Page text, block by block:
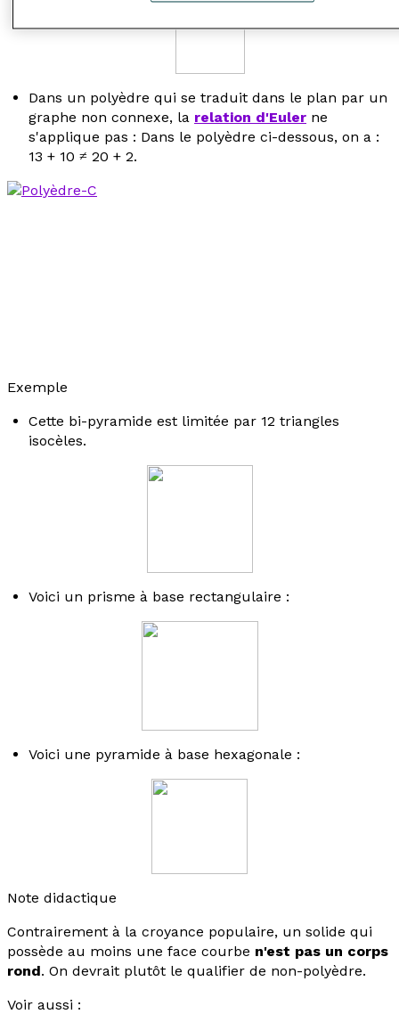
Dans un polyèdre qui se traduit dans le plan par un
graphe non connexe, la relation d'Euler ne
s'applique pas : Dans le polyèdre ci-dessous, on a :
13 + 10 ≠ 20 + 2.
Exemple
Cette bi-pyramide est limitée par 12 triangles
isocèles.
Voici un prisme à base rectangulaire :
Voici une pyramide à base hexagonale :
Note didactique
Contrairement à la croyance populaire, un solide qui
possède au moins une face courbe n'est pas un corps
rond. On devrait plutôt le qualifier de non-polyèdre.
Voir aussi :